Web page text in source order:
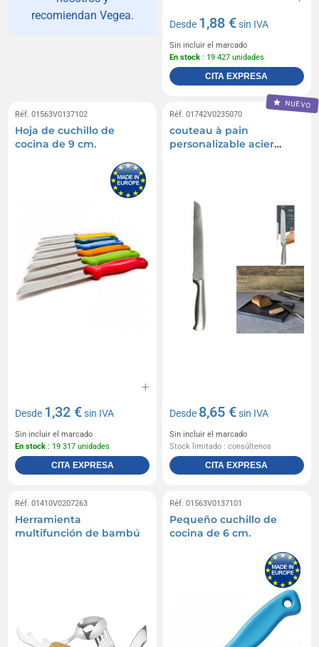
recomiendan Vegea.
Desde 1,88 €sin IVA
Sin incluir el marcado
En stock : 19 427 unidades
CITA EXPRESA
Réf. 01563V0137102
Hoja de cuchillo de
cocina de 9 cm.
Desde 1,32 €sin IVA
Sin incluir el marcado
En stock : 19 317 unidades
CITA EXPRESA
NUEVO
Réf. 01742V0235070
couteau à pain
personalizable acier
Desde 8,65 €sin IVA
Sin incluir el marcado
Stock limitado : consúltenos
CITA EXPRESA
Réf. 01410V0207263
Herramienta
multifunción de bambú
Réf. 01563V0137101
Pequeño cuchillo de
cocina de 6 cm.